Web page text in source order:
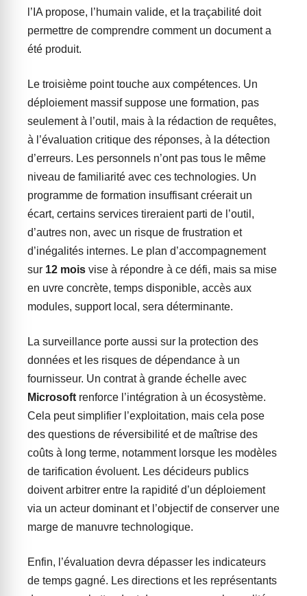
l’IA propose, l’humain valide, et la traçabilité doit
permettre de comprendre comment un document a
été produit.
Le troisième point touche aux compétences. Un
déploiement massif suppose une formation, pas
seulement à l’outil, mais à la rédaction de requêtes,
à l’évaluation critique des réponses, à la détection
d’erreurs. Les personnels n’ont pas tous le même
niveau de familiarité avec ces technologies. Un
programme de formation insuffisant créerait un
écart, certains services tireraient parti de l’outil,
d’autres non, avec un risque de frustration et
d’inégalités internes. Le plan d’accompagnement
sur 12 mois vise à répondre à ce défi, mais sa mise
en uvre concrète, temps disponible, accès aux
modules, support local, sera déterminante.
La surveillance porte aussi sur la protection des
données et les risques de dépendance à un
fournisseur. Un contrat à grande échelle avec
Microsoft renforce l’intégration à un écosystème.
Cela peut simplifier l’exploitation, mais cela pose
des questions de réversibilité et de maîtrise des
coûts à long terme, notamment lorsque les modèles
de tarification évoluent. Les décideurs publics
doivent arbitrer entre la rapidité d’un déploiement
via un acteur dominant et l’objectif de conserver une
marge de manuvre technologique.
Enfin, l’évaluation devra dépasser les indicateurs
de temps gagné. Les directions et les représentants